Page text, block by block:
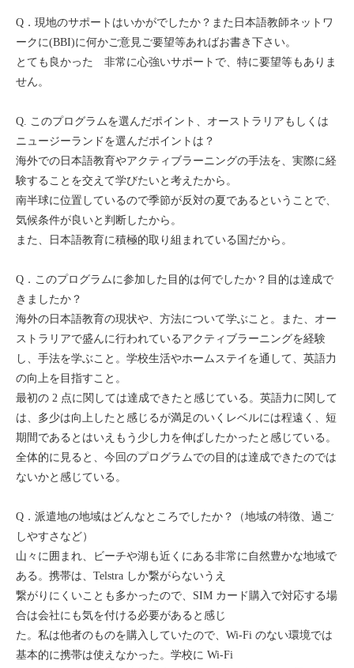
スリランカ
セブ
台湾
中国/海南島
ニュージーランド
バリ
ベトナム
マルタ島
ジョグジャ
ハンガリー
ギリシャ
Q．現地のサポートはいかがでしたか？また日本語教師ネットワ
ークに(BBI)に何かご意見ご要望等あればお書き下さい。
とても良かった 非常に心強いサポートで、特に要望等もありま
せん。
Q. このプログラムを選んだポイント、オーストラリアもしくは
ニュージーランドを選んだポイントは？
海外での日本語教育やアクティブラーニングの手法を、実際に経
験することを交えて学びたいと考えたから。
南半球に位置しているので季節が反対の夏であるということで、
気候条件が良いと判断したから。
また、日本語教育に積極的取り組まれている国だから。
Q．このプログラムに参加した目的は何でしたか？目的は達成で
きましたか？
海外の日本語教育の現状や、方法について学ぶこと。また、オー
ストラリアで盛んに行われているアクティブラーニングを経験
し、手法を学ぶこと。学校生活やホームステイを通して、英語力
の向上を目指すこと。
最初の 2 点に関しては達成できたと感じている。英語力に関して
は、多少は向上したと感じるが満足のいくレベルには程遠く、短
期間であるとはいえもう少し力を伸ばしたかったと感じている。
全体的に見ると、今回のプログラムでの目的は達成できたのでは
ないかと感じている。
Q．派遣地の地域はどんなところでしたか？（地域の特徴、過ご
しやすさなど）
山々に囲まれ、ビーチや湖も近くにある非常に自然豊かな地域で
ある。携帯は、Telstra しか繋がらないうえ
繋がりにくいことも多かったので、SIM カード購入で対応する場
合は会社にも気を付ける必要があると感じ
た。私は他者のものを購入していたので、Wi-Fi のない環境では
基本的に携帯は使えなかった。学校に Wi-Fi